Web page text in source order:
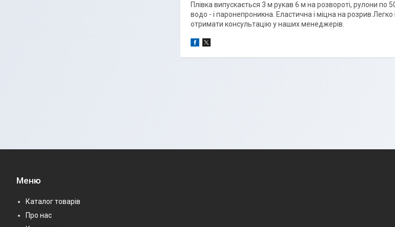
Плівка випускається 3 м рукав 6 м на розвороті, рулони по
водо - і паронепроникна. Еластична і міцна на
отримати консультацію у наших менеджерів.
Меню
Каталог товарів
Про нас